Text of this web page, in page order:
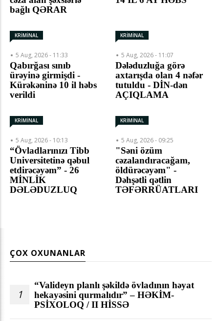
bağlı QƏRAR
KRİMİNAL
5 Aug, 2026 - 11:33
Qabırğası sınıb
ürəyinə girmişdi -
Kürəkəninə 10 il həbs
verildi
KRİMİNAL
5 Aug, 2026 - 11:07
Dələduzluğa görə
axtarışda olan 4 nəfər
tutuldu - DİN-dən
AÇIQLAMA
KRİMİNAL
5 Aug, 2026 - 10:13
“Övladlarınızı Tibb
Universitetinə qəbul
etdirəcəyəm” - 26
MİNLİK
DƏLƏDUZLUQ
KRİMİNAL
5 Aug, 2026 - 09:25
"Səni özüm
cəzalandıracağam,
öldürəcəyəm" -
Dəhşətli qətlin
TƏFƏRRÜATLARI
ÇOX OXUNANLAR
1
“Valideyn planlı şəkildə övladının həyat
hekayəsini qurmalıdır” – HƏKİM-
PSİXOLOQ / II HİSSƏ